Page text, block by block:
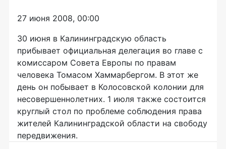
27 июня 2008, 00:00
30 июня в Калининградскую область
прибывает официальная делегация во главе с
комиссаром Совета Европы по правам
человека Томасом Хаммарбергом. В этот же
день он побывает в Колосовской колонии для
несовершеннолетних. 1 июля также состоится
круглый стол по проблеме соблюдения права
жителей Калининградской области на свободу
передвижения.